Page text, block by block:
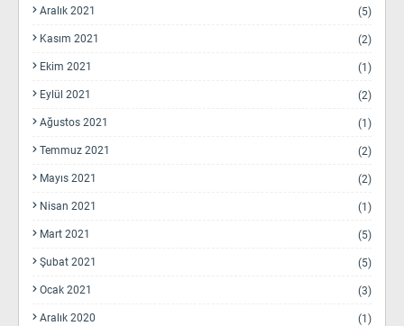
Aralık 2021 (5)
Kasım 2021 (2)
Ekim 2021 (1)
Eylül 2021 (2)
Ağustos 2021 (1)
Temmuz 2021 (2)
Mayıs 2021 (2)
Nisan 2021 (1)
Mart 2021 (5)
Şubat 2021 (5)
Ocak 2021 (3)
Aralık 2020 (1)